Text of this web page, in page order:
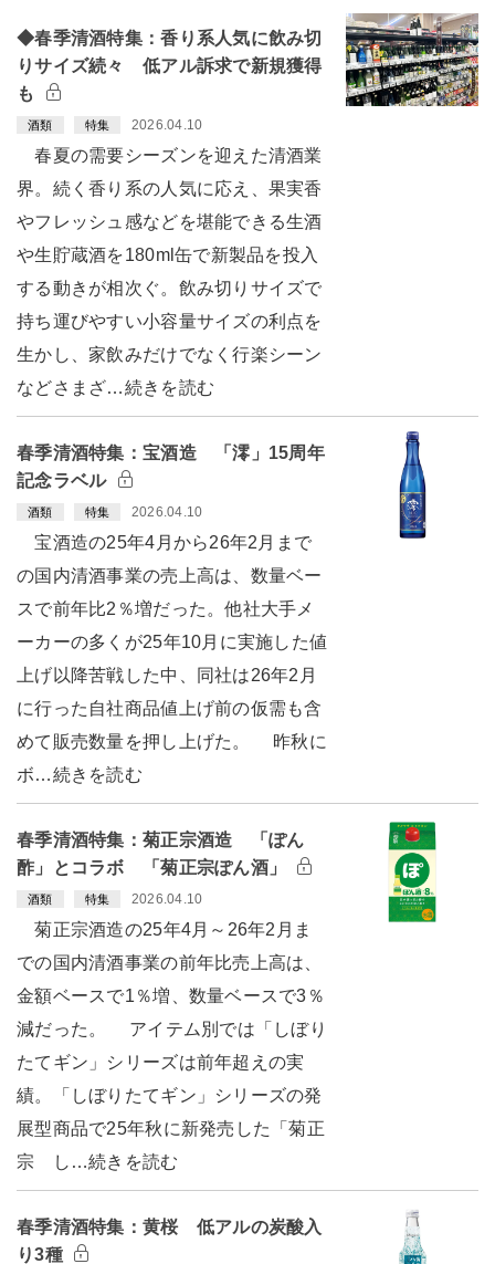
◆春季清酒特集：香り系人気に飲み切
りサイズ続々 低アル訴求で新規獲得
も
酒類 特集 2026.04.10
春夏の需要シーズンを迎えた清酒業
界。続く香り系の人気に応え、果実香
やフレッシュ感などを堪能できる生酒
や生貯蔵酒を180ml缶で新製品を投入
する動きが相次ぐ。飲み切りサイズで
持ち運びやすい小容量サイズの利点を
生かし、家飲みだけでなく行楽シーン
などさまざ…続きを読む
春季清酒特集：宝酒造 「澪」15周年
記念ラベル
酒類 特集 2026.04.10
宝酒造の25年4月から26年2月まで
の国内清酒事業の売上高は、数量ベー
スで前年比2％増だった。他社大手メ
ーカーの多くが25年10月に実施した値
上げ以降苦戦した中、同社は26年2月
に行った自社商品値上げ前の仮需も含
めて販売数量を押し上げた。 昨秋に
ボ…続きを読む
春季清酒特集：菊正宗酒造 「ぽん
酢」とコラボ 「菊正宗ぽん酒」
酒類 特集 2026.04.10
菊正宗酒造の25年4月～26年2月ま
での国内清酒事業の前年比売上高は、
金額ベースで1％増、数量ベースで3％
減だった。 アイテム別では「しぼり
たてギン」シリーズは前年超えの実
績。「しぼりたてギン」シリーズの発
展型商品で25年秋に新発売した「菊正
宗 し…続きを読む
春季清酒特集：黄桜 低アルの炭酸入
り3種